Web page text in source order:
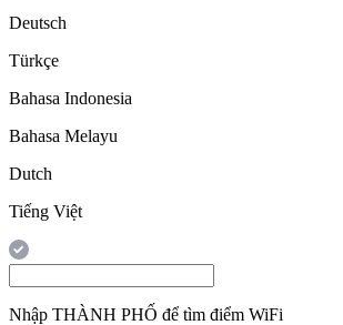
Deutsch
Türkçe
Bahasa Indonesia
Bahasa Melayu
Dutch
Tiếng Việt
Nhập THÀNH PHỐ để tìm điểm WiFi